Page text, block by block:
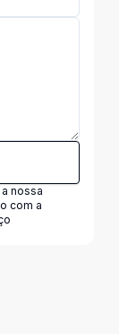
nossa
com a